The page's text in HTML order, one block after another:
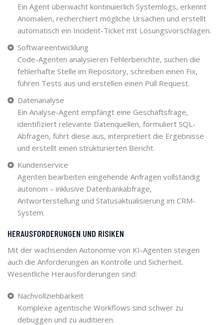
Ein Agent überwacht kontinuierlich Systemlogs, erkennt
Anomalien, recherchiert mögliche Ursachen und erstellt
automatisch ein Incident-Ticket mit Lösungsvorschlägen.
Softwareentwicklung
Code-Agenten analysieren Fehlerberichte, suchen die
fehlerhafte Stelle im Repository, schreiben einen Fix,
führen Tests aus und erstellen einen Pull Request.
Datenanalyse
Ein Analyse-Agent empfängt eine Geschäftsfrage,
identifiziert relevante Datenquellen, formuliert SQL-
Abfragen, führt diese aus, interpretiert die Ergebnisse
und erstellt einen strukturierten Bericht.
Kundenservice
Agenten bearbeiten eingehende Anfragen vollständig
autonom – inklusive Datenbankabfrage,
Antworterstellung und Statusaktualisierung im CRM-
System.
HERAUSFORDERUNGEN UND RISIKEN
Mit der wachsenden Autonomie von KI-Agenten steigen
auch die Anforderungen an Kontrolle und Sicherheit.
Wesentliche Herausforderungen sind:
Nachvollziehbarkeit
Komplexe agentische Workflows sind schwer zu
debuggen und zu auditieren.